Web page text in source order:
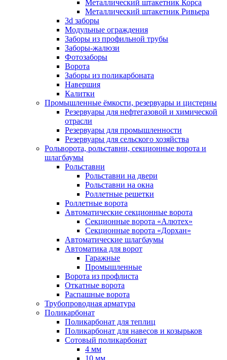
Металлический штакетник Корса
Металлический штакетник Ривьера
3d заборы
Модульные ограждения
Заборы из профильной трубы
Заборы-жалюзи
Фотозаборы
Ворота
Заборы из поликарбоната
Навершия
Калитки
Промышленные ёмкости, резервуары и цистерны
Резервуары для нефтегазовой и химической
отрасли
Резервуары для промышленности
Резервуары для сельского хозяйства
Рольворота, рольставни, секционные ворота и
шлагбаумы
Рольставни
Рольставни на двери
Рольставни на окна
Роллетные решетки
Роллетные ворота
Автоматические секционные ворота
Секционные ворота «Алютех»
Секционные ворота «Дорхан»
Автоматические шлагбаумы
Автоматика для ворот
Гаражные
Промышленные
Ворота из профлиста
Откатные ворота
Распашные ворота
Трубопроводная арматура
Поликарбонат
Поликарбонат для теплиц
Поликарбонат для навесов и козырьков
Сотовый поликарбонат
4 мм
10 мм